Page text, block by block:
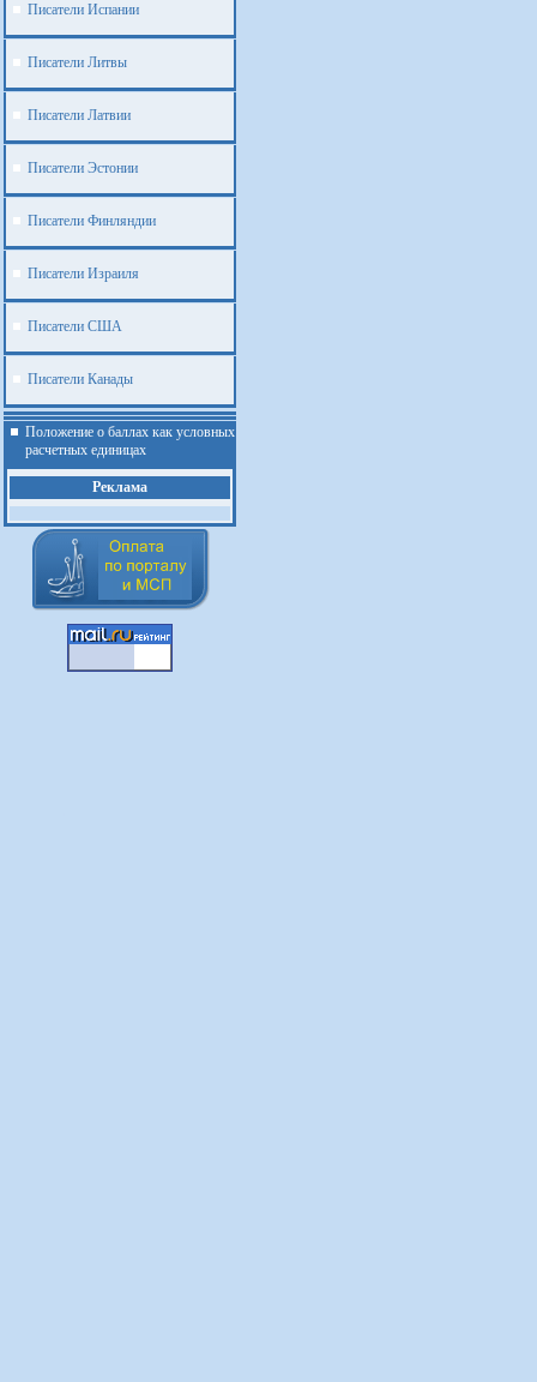
Писатели Испании
Писатели Литвы
Писатели Латвии
Писатели Эстонии
Писатели Финляндии
Писатели Израиля
Писатели США
Писатели Канады
Положение о баллах как условных
расчетных единицах
Реклама